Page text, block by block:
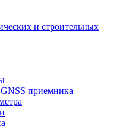
и строительных
приемника